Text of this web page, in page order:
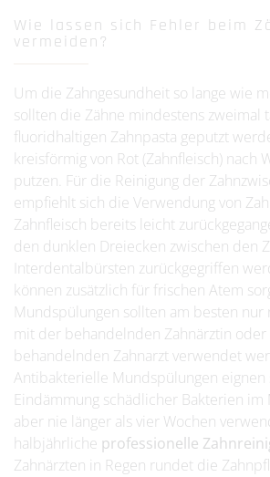
Wie lassen sich Fehler beim
vermeiden?
Um die Zahngesundheit so lange wie
sollten die Zähne mindestens zweimal
fluoridhaltigen Zahnpasta geputzt
kreisförmig von Rot (Zahnfleisch) nach
putzen. Für die Reinigung der
empfiehlt sich die Verwendung von
Zahnfleisch bereits leicht
den dunklen Dreiecken zwischen den
Interdentalbürsten zurückgegriffen
können zusätzlich für frischen Atem
Mundspülungen sollten am besten nur
mit der behandelnden Zahnärztin
behandelnden Zahnarzt verwendet
Antibakterielle Mundspülungen eignen
Eindämmung schädlicher Bakterien
aber nie länger als vier Wochen
halbjährliche professionelle
Zahnärzten in Regen rundet die